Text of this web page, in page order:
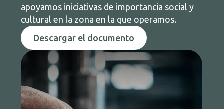
apoyamos iniciativas de importancia social y
cultural en la zona en la que operamos.
Descargar el documento